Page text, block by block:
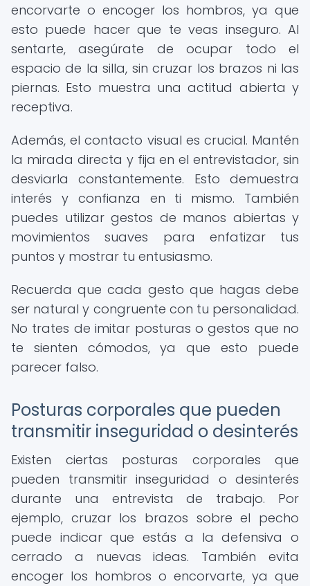
encorvarte o encoger los hombros, ya que
esto puede hacer que te veas inseguro. Al
sentarte, asegúrate de ocupar todo el
espacio de la silla, sin cruzar los brazos ni las
piernas. Esto muestra una actitud abierta y
receptiva.
Además, el contacto visual es crucial. Mantén
la mirada directa y fija en el entrevistador, sin
desviarla constantemente. Esto demuestra
interés y confianza en ti mismo. También
puedes utilizar gestos de manos abiertas y
movimientos suaves para enfatizar tus
puntos y mostrar tu entusiasmo.
Recuerda que cada gesto que hagas debe
ser natural y congruente con tu personalidad.
No trates de imitar posturas o gestos que no
te sienten cómodos, ya que esto puede
parecer falso.
Posturas corporales que pueden
transmitir inseguridad o desinterés
Existen ciertas posturas corporales que
pueden transmitir inseguridad o desinterés
durante una entrevista de trabajo. Por
ejemplo, cruzar los brazos sobre el pecho
puede indicar que estás a la defensiva o
cerrado a nuevas ideas. También evita
encoger los hombros o encorvarte, ya que